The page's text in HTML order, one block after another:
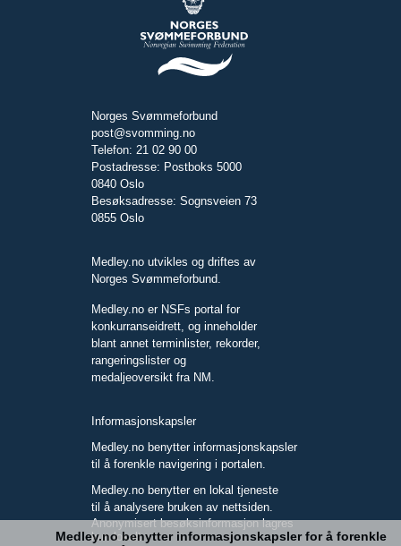
Norges Svømmeforbund
post@svomming.no
Telefon: 21 02 90 00
Postadresse: Postboks 5000
0840 Oslo
Besøksadresse: Sognsveien 73
0855 Oslo
Medley.no utvikles og driftes av
Norges Svømmeforbund.
Medley.no er NSFs portal for
konkurranseidrett, og inneholder
blant annet terminlister, rekorder,
rangeringslister og
medaljeoversikt fra NM.
Informasjonskapsler
Medley.no benytter informasjonskapsler
til å forenkle navigering i portalen.
Medley.no benytter en lokal tjeneste
til å analysere bruken av nettsiden.
Anonymisert besøksinformasjon lagres
kun lokalt.
Medley.no benytter informasjonskapsler for å forenkle